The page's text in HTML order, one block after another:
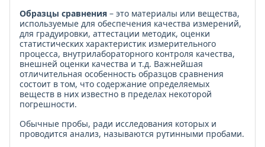
Образцы сравнения – это материалы или вещества,
ис­пользуемые для обеспечения качества измерений,
для гра­дуировки, аттестации методик, оценки
статистических харак­теристик измерительного
процесса, внутрилабораторного конт­роля качества,
внешней оценки качества и т.д. Важнейшая
отличительная особенность образцов сравнения
состоит в том, что содержание определяемых
веществ в них известно в пределах некоторой
погрешности.
Обычные пробы, ради исследования которых и
проводится анализ, называются рутинными пробами.